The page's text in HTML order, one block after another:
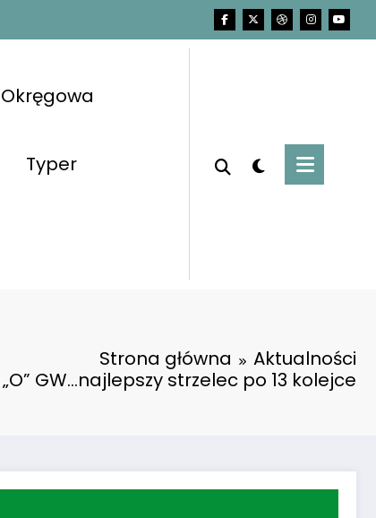
Typer
Strona główna
Aktualności
GW…najlepszy strzelec po 13 kolejce